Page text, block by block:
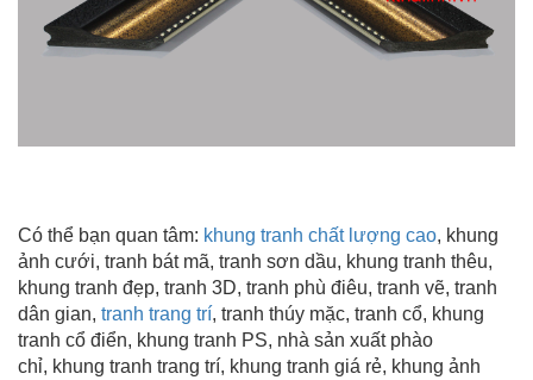
Có thể bạn quan tâm: khung tranh chất lượng cao, khung
ảnh cưới, tranh bát mã, tranh sơn dầu, khung tranh thêu,
khung tranh đẹp, tranh 3D, tranh phù điêu, tranh vẽ, tranh
dân gian, tranh trang trí, tranh thúy mặc, tranh cổ, khung
tranh cổ điển, khung tranh PS, nhà sản xuất phào
chỉ, khung tranh trang trí, khung tranh giá rẻ, khung ảnh